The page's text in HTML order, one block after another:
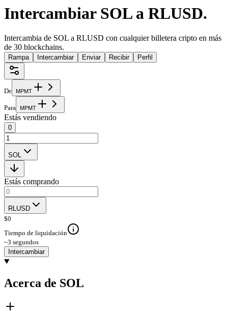
Intercambiar SOL a RLUSD.
Intercambia de SOL a RLUSD con cualquier billetera cripto en más
de 30 blockchains.
Rampa Intercambiar Enviar Recibir Perfil
De MPMT
Para MPMT
Estás vendiendo
0
SOL
Estás comprando
RLUSD
$0
Tiempo de liquidación
~3 segundos
Intercambiar
Acerca de SOL